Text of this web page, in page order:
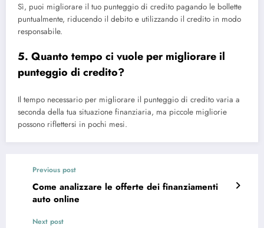
Sì, puoi migliorare il tuo punteggio di credito pagando le bollette
puntualmente, riducendo il debito e utilizzando il credito in modo
responsabile.
5. Quanto tempo ci vuole per migliorare il
punteggio di credito?
Il tempo necessario per migliorare il punteggio di credito varia a
seconda della tua situazione finanziaria, ma piccole migliorie
possono riflettersi in pochi mesi.
Previous post
Come analizzare le offerte dei finanziamenti
auto online
Next post